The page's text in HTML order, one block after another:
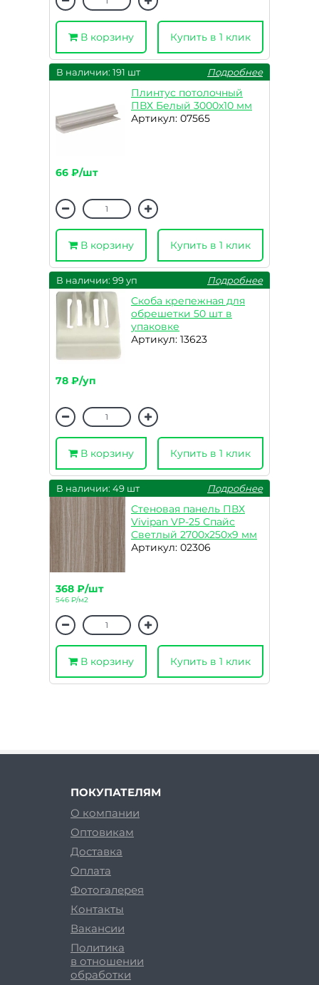
В корзину Купить в 1 клик
В наличии: 191 шт Подробнее
Плинтус потолочный
ПВХ Белый 3000х10 мм
Артикул: 07565
66 ₽/шт
В корзину Купить в 1 клик
В наличии: 99 уп Подробнее
Скоба крепежная для
обрешетки 50 шт в
упаковке
Артикул: 13623
78 ₽/уп
В корзину Купить в 1 клик
В наличии: 49 шт Подробнее
Стеновая панель ПВХ
Vivipan VP-25 Спайс
Светлый 2700х250х9 мм
Артикул: 02306
368 ₽/шт
546 ₽/м2
В корзину Купить в 1 клик
ПОКУПАТЕЛЯМ
О компании
Оптовикам
Доставка
Оплата
Фотогалерея
Контакты
Вакансии
Политика
в отношении
обработки